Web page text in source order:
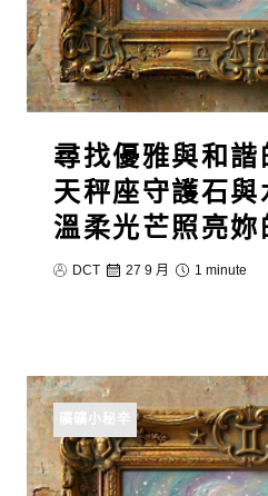
尋找優雅與和諧
天秤座守護石與
溫柔光芒照亮妳
DCT 27 9 月 1 minute
礦礦小秘辛